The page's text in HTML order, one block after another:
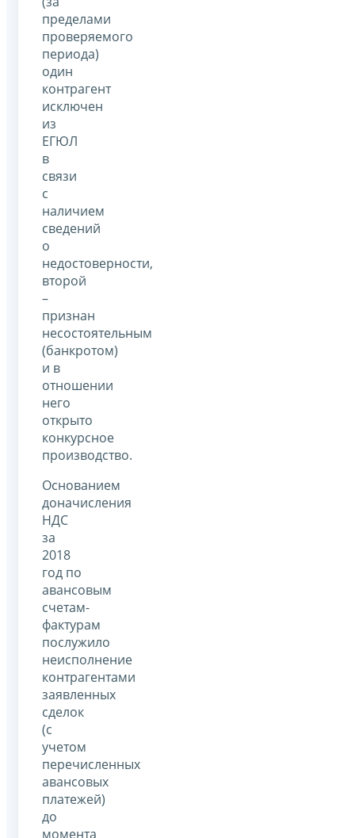
пределами
проверяемого
периода)
один
контрагент
исключен
из
ЕГЮЛ
в
связи
с
наличием
сведений
о
недостоверности,
второй
–
признан
несостоятельным
(банкротом)
и в
отношении
него
открыто
конкурсное
производство.
Основанием
доначисления
НДС
за
2018
год по
авансовым
счетам-
фактурам
послужило
неисполнение
контрагентами
заявленных
сделок
(с
учетом
перечисленных
авансовых
платежей)
до
момента